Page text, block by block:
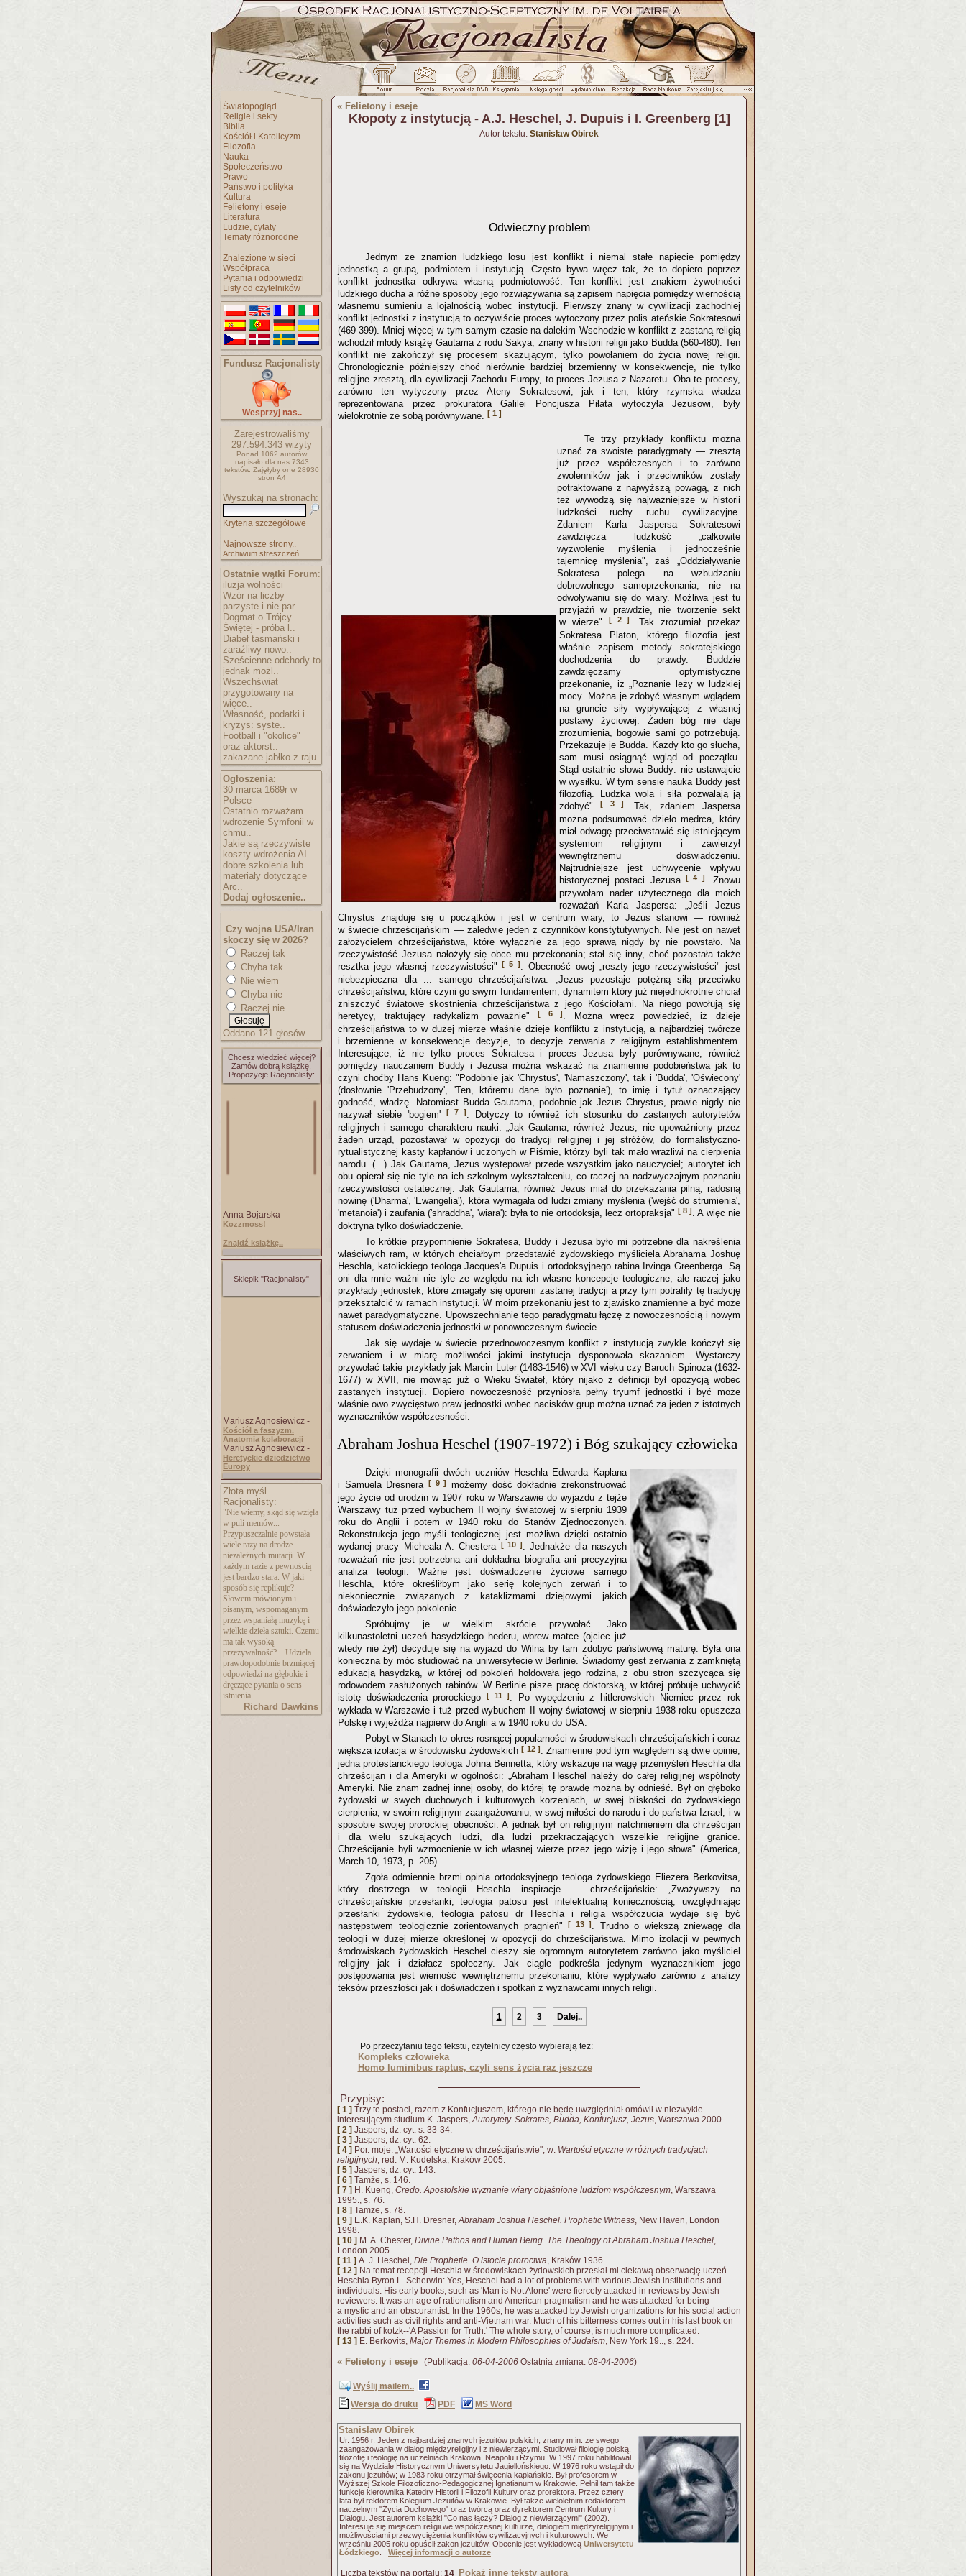
Światopogląd
Religie i sekty
Biblia
Kościół i Katolicyzm
Filozofia
Nauka
Społeczeństwo
Prawo
Państwo i polityka
Kultura
Felietony i eseje
Literatura
Ludzie, cytaty
Tematy różnorodne
Znalezione w sieci
Współpraca
Pytania i odpowiedzi
Listy od czytelników
Fundusz Racjonalisty
Wesprzyj nas..
Zarejestrowaliśmy
297.594.343 wizyty
Ponad 1062 autorów
napisało dla nas 7343
tekstów. Zajęłyby one 28930
stron A4
Wyszukaj na stronach:
Kryteria szczegółowe
Najnowsze strony..
Archiwum streszczeń..
Ostatnie wątki Forum:
iluzja wolności
Wzór na liczby
parzyste i nie par..
Dogmat o Trójcy
Świętej - próba l..
Diabeł tasmański i
zaraźliwy nowo..
Sześcienne odchody-to
jednak możl..
Wszechświat
przygotowany na
więce..
Własność, podatki i
kryzys: syste..
Football i "okolice"
oraz aktorst..
zakazane jabłko z raju
Ogłoszenia:
30 marca 1689r w
Polsce
Ostatnio rozważam
wdrożenie Symfonii w
chmu..
Jakie są rzeczywiste
koszty wdrożenia AI
dobre szkolenia lub
materiały dotyczące
Arc..
Dodaj ogłoszenie..
Czy wojna USA/Iran
skoczy się w 2026?
Raczej tak
Chyba tak
Nie wiem
Chyba nie
Raczej nie
Oddano 121 głosów.
Chcesz wiedzieć więcej?
Zamów dobrą książkę.
Propozycje Racjonalisty:
Anna Bojarska -
Kozzmoss!
Znajdź książkę..
Sklepik "Racjonalisty"
Mariusz Agnosiewicz -
Kościół a faszyzm.
Anatomia kolaboracji
Mariusz Agnosiewicz -
Heretyckie dziedzictwo
Europy
Złota myśl
Racjonalisty:
"Nie wiemy, skąd się wzięła
w puli memów...
Przypuszczalnie powstała
wiele razy na drodze
niezależnych mutacji. W
każdym razie z pewnością
jest bardzo stara. W jaki
sposób się replikuje?
Słowem mówionym i
pisanym, wspomaganym
przez wspaniałą muzykę i
wielkie dzieła sztuki. Czemu
ma tak wysoką
przeżywalność?... Udziela
prawdopodobnie brzmiącej
odpowiedzi na głębokie i
dręczące pytania o sens
istnienia...
Richard Dawkins
« Felietony i eseje
Kłopoty z instytucją - A.J. Heschel, J. Dupuis i I. Greenberg [1]
Autor tekstu: Stanisław Obirek
Odwieczny problem
Jednym ze znamion ludzkiego losu jest konflikt i niemal stałe napięcie pomiędzy
jednostką a grupą, podmiotem i instytucją. Często bywa wręcz tak, że to dopiero poprzez
konflikt jednostka odkrywa własną podmiotowość. Ten konflikt jest znakiem żywotności
ludzkiego ducha a różne sposoby jego rozwiązywania są zapisem napięcia pomiędzy wiernością
własnemu sumieniu a lojalnością wobec instytucji. Pierwszy znany w cywilizacji zachodniej
konflikt jednostki z instytucją to oczywiście proces wytoczony przez polis ateńskie Sokratesowi
(469-399). Mniej więcej w tym samym czasie na dalekim Wschodzie w konflikt z zastaną religią
wchodził młody książę Gautama z rodu Sakya, znany w historii religii jako Budda (560-480). Ten
konflikt nie zakończył się procesem skazującym, tylko powołaniem do życia nowej religii.
Chronologicznie późniejszy choć nierównie bardziej brzemienny w konsekwencje, nie tylko
religijne zresztą, dla cywilizacji Zachodu Europy, to proces Jezusa z Nazaretu. Oba te procesy,
zarówno ten wytyczony przez Ateny Sokratesowi, jak i ten, który rzymska władza
reprezentowana przez prokuratora Galilei Poncjusza Piłata wytoczyła Jezusowi, były
wielokrotnie ze sobą porównywane.
[ 1 ]
Te trzy przykłady konfliktu można
uznać za swoiste paradygmaty — zresztą
już przez współczesnych i to zarówno
zwolenników jak i przeciwników zostały
potraktowane z najwyższą powagą, z nich
też wywodzą się najważniejsze w historii
ludzkości ruchy ruchu cywilizacyjne.
Zdaniem Karla Jaspersa Sokratesowi
zawdzięcza ludzkość „całkowite
wyzwolenie myślenia i jednocześnie
tajemnicę myślenia", zaś „Oddziaływanie
Sokratesa polega na wzbudzaniu
dobrowolnego samoprzekonania, nie na
odwoływaniu się do wiary. Możliwa jest tu
przyjaźń w prawdzie, nie tworzenie sekt
w wierze"
[ 2 ]
. Tak zrozumiał przekaz
Sokratesa Platon, którego filozofia jest
właśnie zapisem metody sokratejskiego
dochodzenia do prawdy. Buddzie
zawdzięczamy optymistyczne
przekonanie, iż „Poznanie leży w ludzkiej
mocy. Można je zdobyć własnym wglądem
na gruncie siły wypływającej z własnej
postawy życiowej. Żaden bóg nie daje
zrozumienia, bogowie sami go potrzebują.
Przekazuje je Budda. Każdy kto go słucha,
sam musi osiągnąć wgląd od początku.
Stąd ostatnie słowa Buddy: nie ustawajcie
w wysiłku. W tym sensie nauka Buddy jest
filozofią. Ludzka wola i siła pozwalają ją
zdobyć"[ 3 ]
. Tak, zdaniem Jaspersa
można podsumować dzieło mędrca, który
miał odwagę przeciwstawić się istniejącym
systemom religijnym i zawierzył
wewnętrznemu doświadczeniu.
Najtrudniejsze jest uchwycenie wpływu
historycznej postaci Jezusa [ 4 ]
. Znowu
przywołam nader użytecznego dla moich
rozważań Karla Jaspersa: „Jeśli Jezus
Chrystus znajduje się u początków i jest w centrum wiary, to Jezus stanowi — również
w świecie chrześcijańskim — zaledwie jeden z czynników konstytutywnych. Nie jest on nawet
założycielem chrześcijaństwa, które wyłącznie za jego sprawą nigdy by nie powstało. Na
rzeczywistość Jezusa nałożyły się obce mu przekonania; stał się inny, choć pozostała także
resztka jego własnej rzeczywistości"[ 5 ]
. Obecność owej „reszty jego rzeczywistości" jest
niebezpieczna dla ... samego chrześcijaństwa: „Jezus pozostaje potężną siłą przeciwko
chrześcijaństwu, które czyni go swym fundamentem; dynamitem który już niejednokrotnie chciał
zniszczyć światowe skostnienia chrześcijaństwa z jego Kościołami. Na niego powołują się
heretycy, traktujący radykalizm poważnie"[ 6 ]
. Można wręcz powiedzieć, iż dzieje
chrześcijaństwa to w dużej mierze właśnie dzieje konfliktu z instytucją, a najbardziej twórcze
i brzemienne w konsekwencje decyzje, to decyzje zerwania z religijnym establishmentem.
Interesujące, iż nie tylko proces Sokratesa i proces Jezusa były porównywane, również
pomiędzy nauczaniem Buddy i Jezusa można wskazać na znamienne podobieństwa jak to
czyni choćby Hans Kueng: "Podobnie jak 'Chrystus', 'Namaszczony', tak i 'Budda', 'Oświecony'
(dosłownie 'Przebudzony', 'Ten, któremu dane było poznanie'), to imię i tytuł oznaczający
godność, władzę. Natomiast Budda Gautama, podobnie jak Jezus Chrystus, prawie nigdy nie
nazywał siebie 'bogiem'
[ 7 ]
. Dotyczy to również ich stosunku do zastanych autorytetów
religijnych i samego charakteru nauki: „Jak Gautama, również Jezus, nie upoważniony przez
żaden urząd, pozostawał w opozycji do tradycji religijnej i jej stróżów, do formalistyczno-
rytualistycznej kasty kapłanów i uczonych w Piśmie, którzy byli tak mało wrażliwi na cierpienia
narodu. (...) Jak Gautama, Jezus występował przede wszystkim jako nauczyciel; autorytet ich
obu opierał się nie tyle na ich szkolnym wykształceniu, co raczej na nadzwyczajnym poznaniu
rzeczywistości ostatecznej. Jak Gautama, również Jezus miał do przekazania pilną, radosną
nowinę ('Dharma', 'Ewangelia'), która wymagała od ludzi zmiany myślenia ('wejść do strumienia',
'metanoia') i zaufania ('shraddha', 'wiara'): była to nie ortodoksja, lecz ortopraksja" [ 8 ]
. A więc nie
doktryna tylko doświadczenie.
To krótkie przypomnienie Sokratesa, Buddy i Jezusa było mi potrzebne dla nakreślenia
właściwych ram, w których chciałbym przedstawić żydowskiego myśliciela Abrahama Joshuę
Heschla, katolickiego teologa Jacques'a Dupuis i ortodoksyjnego rabina Irvinga Greenberga. Są
oni dla mnie ważni nie tyle ze względu na ich własne koncepcje teologiczne, ale raczej jako
przykłady jednostek, które zmagały się oporem zastanej tradycji a przy tym potrafiły tę tradycję
przekształcić w ramach instytucji. W moim przekonaniu jest to zjawisko znamienne a być może
nawet paradygmatyczne. Upowszechnianie tego paradygmatu łączę z nowoczesnością i nowym
statusem doświadczenia jednostki w ponowoczesnym świecie.
Jak się wydaje w świecie przednowoczesnym konflikt z instytucją zwykle kończył się
zerwaniem i w miarę możliwości jakimi instytucja dysponowała skazaniem. Wystarczy
przywołać takie przykłady jak Marcin Luter (1483-1546) w XVI wieku czy Baruch Spinoza (1632-
1677) w XVII, nie mówiąc już o Wieku Świateł, który nijako z definicji był opozycją wobec
zastanych instytucji. Dopiero nowoczesność przyniosła pełny tryumf jednostki i być może
właśnie owo zwycięstwo praw jednostki wobec nacisków grup można uznać za jeden z istotnych
wyznaczników współczesności.
Abraham Joshua Heschel (1907-1972) i Bóg szukający człowieka
Dzięki monografii dwóch uczniów Heschla Edwarda Kaplana
i Samuela Dresnera [ 9 ]
możemy dość dokładnie zrekonstruować
jego życie od urodzin w 1907 roku w Warszawie do wyjazdu z tejże
Warszawy tuż przed wybuchem II wojny światowej w sierpniu 1939
roku do Anglii i potem w 1940 roku do Stanów Zjednoczonych.
Rekonstrukcja jego myśli teologicznej jest możliwa dzięki ostatnio
wydanej pracy Micheala A. Chestera [ 10 ]. Jednakże dla naszych
rozważań nie jest potrzebna ani dokładna biografia ani precyzyjna
analiza teologii. Ważne jest doświadczenie życiowe samego
Heschla, które określiłbym jako serię kolejnych zerwań i to
niekoniecznie związanych z kataklizmami dziejowymi jakich
doświadczyło jego pokolenie.
Spróbujmy je w wielkim skrócie przywołać. Jako
kilkunastoletni uczeń hasydzkiego hederu, wbrew matce (ojciec już
wtedy nie żył) decyduje się na wyjazd do Wilna by tam zdobyć państwową maturę. Była ona
konieczna by móc studiować na uniwersytecie w Berlinie. Świadomy gest zerwania z zamkniętą
edukacją hasydzką, w której od pokoleń hołdowała jego rodzina, z obu stron szczycąca się
rodowodem zasłużonych rabinów. W Berlinie pisze pracę doktorską, w której próbuje uchwycić
istotę doświadczenia prorockiego
[ 11 ]. Po wypędzeniu z hitlerowskich Niemiec przez rok
wykłada w Warszawie i tuż przed wybuchem II wojny światowej w sierpniu 1938 roku opuszcza
Polskę i wyjeżdża najpierw do Anglii a w 1940 roku do USA.
Pobyt w Stanach to okres rosnącej popularności w środowiskach chrześcijańskich i coraz
większa izolacja w środowisku żydowskich[ 12 ]. Znamienne pod tym względem są dwie opinie,
jedna protestanckiego teologa Johna Bennetta, który wskazuje na wagę przemyśleń Heschla dla
chrześcijan i dla Ameryki w ogólności: „Abraham Heschel należy do całej religijnej wspólnoty
Ameryki. Nie znam żadnej innej osoby, do której tę prawdę można by odnieść. Był on głęboko
żydowski w swych duchowych i kulturowych korzeniach, w swej bliskości do żydowskiego
cierpienia, w swoim religijnym zaangażowaniu, w swej miłości do narodu i do państwa Izrael, i w
sposobie swojej prorockiej obecności. A jednak był on religijnym natchnieniem dla chrześcijan
i dla wielu szukających ludzi, dla ludzi przekraczających wszelkie religijne granice.
Chrześcijanie byli wzmocnienie w ich własnej wierze przez jego wizję i jego słowa" (America,
March 10, 1973, p. 205).
Zgoła odmiennie brzmi opinia ortodoksyjnego teologa żydowskiego Eliezera Berkovitsa,
który dostrzega w teologii Heschla inspiracje … chrześcijańskie: „Zważywszy na
chrześcijańskie przesłanki, teologia patosu jest intelektualną koniecznością; uwzględniając
przesłanki żydowskie, teologia patosu dr Heschla i religia współczucia wydaje się być
następstwem teologicznie zorientowanych pragnień"[ 13 ]. Trudno o większą zniewagę dla
teologii w dużej mierze określonej w opozycji do chrześcijaństwa. Mimo izolacji w pewnych
środowiskach żydowskich Heschel cieszy się ogromnym autorytetem zarówno jako myśliciel
religijny jak i działacz społeczny. Jak ciągle podkreśla jedynym wyznacznikiem jego
postępowania jest wierność wewnętrznemu przekonaniu, które wypływało zarówno z analizy
teksów przeszłości jak i doświadczeń i spotkań z wyznawcami innych religii.
1 2 3 Dalej..
Po przeczytaniu tego tekstu, czytelnicy często wybierają też:
Kompleks człowieka
Homo luminibus raptus, czyli sens życia raz jeszcze
Przypisy:
[ 1 ] Trzy te postaci, razem z Konfucjuszem, którego nie będę uwzględniał omówił w niezwykle
interesującym studium K. Jaspers,Autorytety. Sokrates, Budda, Konfucjusz, Jezus, Warszawa 2000.
[ 2 ] Jaspers, dz. cyt. s. 33-34.
[ 3 ] Jaspers, dz. cyt. 62.
[ 4 ] Por. moje: „Wartości etyczne w chrześcijaństwie", w: Wartości etyczne w różnych tradycjach
religijnych, red. M. Kudelska, Kraków 2005.
[ 5 ] Jaspers, dz. cyt. 143.
[ 6 ] Tamże, s. 146.
[ 7 ] H. Kueng, Credo. Apostolskie wyznanie wiary objaśnione ludziom współczesnym, Warszawa
1995., s. 76.
[ 8 ] Tamże, s. 78.
[ 9 ] E.K. Kaplan, S.H. Dresner,Abraham Joshua Heschel. Prophetic Witness, New Haven, London
1998.
[ 10 ] M. A. Chester, Divine Pathos and Human Being. The Theology of Abraham Joshua Heschel,
London 2005.
[ 11 ] A. J. Heschel, Die Prophetie. O istocie proroctwa, Kraków 1936
[ 12 ] Na temat recepcji Heschla w środowiskach żydowskich przesłał mi ciekawą obserwację uczeń
Heschla Byron L. Scherwin: Yes, Heschel had a lot of problems with various Jewish institutions and
individuals. His early books, such as 'Man is Not Alone' were fiercely attacked in reviews by Jewish
reviewers. It was an age of rationalism and American pragmatism and he was attacked for being
a mystic and an obscurantist. In the 1960s, he was attacked by Jewish organizations for his social action
activities such as civil rights and anti-Vietnam war. Much of his bitterness comes out in his last book on
the rabbi of kotzk--'A Passion for Truth.' The whole story, of course, is much more complicated.
[ 13 ] E. Berkovits, Major Themes in Modern Philosophies of Judaism, New York 19.., s. 224.
« Felietony i eseje (Publikacja: 06-04-2006 Ostatnia zmiana: 08-04-2006)
Wyślij mailem..
Wersja do druku
PDF MS Word
Stanisław Obirek
Ur. 1956 r. Jeden z najbardziej znanych jezuitów polskich, znany m.in. ze swego
zaangażowania w dialog międzyreligijny i z niewierzącymi. Studiował filologię polską,
filozofię i teologię na uczelniach Krakowa, Neapolu i Rzymu. W 1997 roku habilitował
się na Wydziale Historycznym Uniwersytetu Jagiellońskiego. W 1976 roku wstąpił do
zakonu jezuitów; w 1983 roku otrzymał święcenia kapłańskie. Był profesorem w
Wyższej Szkole Filozoficzno-Pedagogicznej Ignatianum w Krakowie. Pełnił tam także
funkcje kierownika Katedry Historii i Filozofii Kultury oraz prorektora. Przez cztery
lata był rektorem Kolegium Jezuitów w Krakowie. Był także wieloletnim redaktorem
naczelnym "Życia Duchowego" oraz twórcą oraz dyrektorem Centrum Kultury i
Dialogu. Jest autorem książki "Co nas łączy? Dialog z niewierzącymi" (2002).
Interesuje się miejscem religii we współczesnej kulturze, dialogiem międzyreligijnym i
możliwościami przezwyciężenia konfliktów cywilizacyjnych i kulturowych. We
wrześniu 2005 roku opuścił zakon jezuitów. Obecnie jest wykładowcą Uniwersytetu
Łódzkiego
Więcej informacji o autorze
Liczba tekstów na portalu: 14 Pokaż inne teksty autora